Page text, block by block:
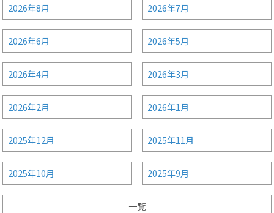
2026年8月 2026年7月
2026年6月 2026年5月
2026年4月 2026年3月
2026年2月 2026年1月
2025年12月 2025年11月
2025年10月 2025年9月
一覧